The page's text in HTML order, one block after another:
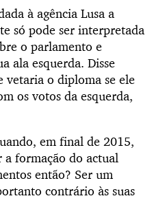
à agência Lusa a
só pode ser interpretada
o parlamento e
ala esquerda. Disse
vetaria o diploma se ele
os votos da esquerda,
em final de 2015,
formação do actual
então? Ser um
contrário às suas